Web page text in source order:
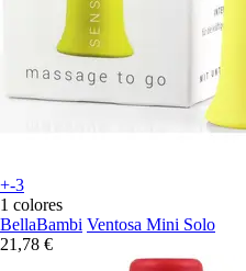
+-3
1 colores
BellaBambi Ventosa Mini Solo
21,78 €